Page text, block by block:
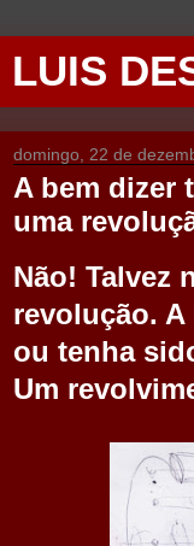
LUIS
domingo, 22 de
A bem dizer
uma
Não! Talvez
revolução.
ou tenha
Um